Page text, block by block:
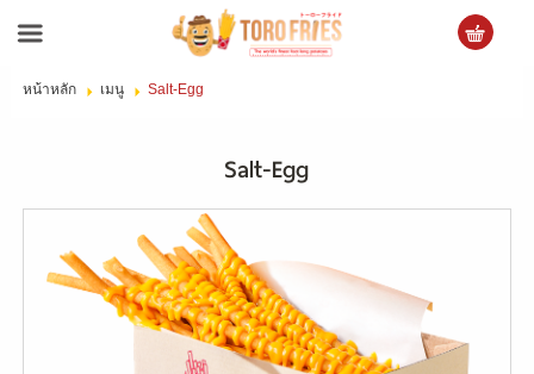
( 0 )
ข้อมูลบริษัท
หน้าหลัก เมนู Salt-Egg
Salt-Egg